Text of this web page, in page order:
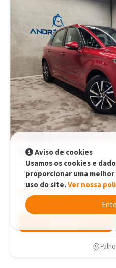
Citroën C4
Picasso Seduction 1.6
R$81.900,00
R$81.900,00
2018
Aviso de cookies
Usamos os cookies e
proporcionar uma
uso do site.Ver nossa